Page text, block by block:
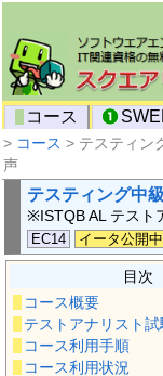
コース
> コース > テスティン
声
テスティング中
※ISTQB AL テスト
EC14 イータ公開中
目次
コース概要
テストアナリスト
コース利用手順
コース利用状況